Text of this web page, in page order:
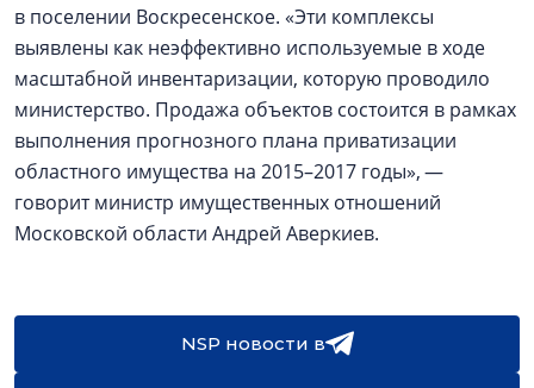
в поселении Воскресенское. «Эти комплексы
выявлены как неэффективно используемые в ходе
масштабной инвентаризации, которую проводило
министерство. Продажа объектов состоится в рамках
выполнения прогнозного плана приватизации
областного имущества на 2015–2017 годы», —
говорит министр имущественных отношений
Московской области Андрей Аверкиев.
NSP новости в